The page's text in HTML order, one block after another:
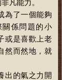
凡能力。
為了一個能夠
係問題的小
或是喜歡上老
然而然地，就
出的氣之力開